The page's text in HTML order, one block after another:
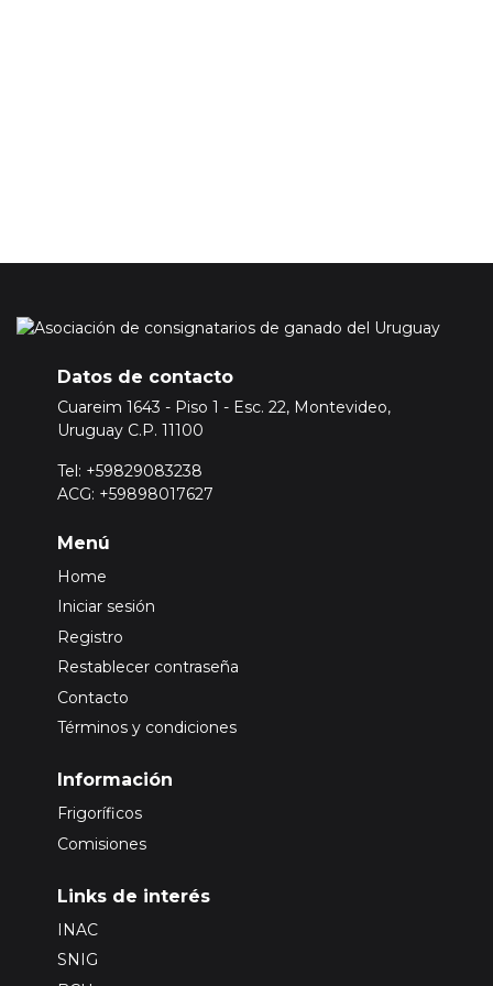
Datos de contacto
Cuareim 1643 - Piso 1 - Esc. 22, Montevideo,
Uruguay C.P. 11100
Tel: +59829083238
ACG: +59898017627
Menú
Home
Iniciar sesión
Registro
Restablecer contraseña
Contacto
Términos y condiciones
Información
Frigoríficos
Comisiones
Links de interés
INAC
SNIG